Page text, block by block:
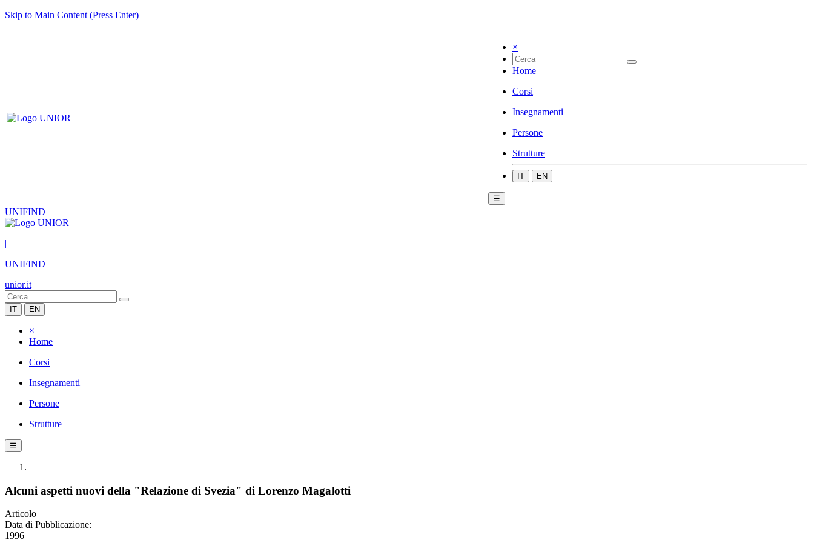
Skip to Main Content (Press Enter)
×
Home
Corsi
Insegnamenti
Persone
Strutture
IT EN
☰
UNIFIND
|
UNIFIND
unior.it
IT EN
×
Home
Corsi
Insegnamenti
Persone
Strutture
☰
Alcuni aspetti nuovi della "Relazione di Svezia" di Lorenzo Magalotti
Articolo
Data di Pubblicazione:
1996